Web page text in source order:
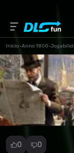
Início-Anno 1800-
0 0
Versão do Jogo *
0
Download